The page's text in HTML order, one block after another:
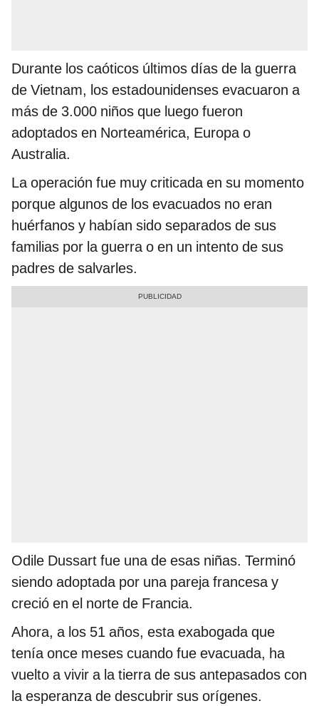
Durante los caóticos últimos días de la guerra
de Vietnam, los estadounidenses evacuaron a
más de 3.000 niños que luego fueron
adoptados en Norteamérica, Europa o
Australia.
La operación fue muy criticada en su momento
porque algunos de los evacuados no eran
huérfanos y habían sido separados de sus
familias por la guerra o en un intento de sus
padres de salvarles.
Odile Dussart fue una de esas niñas. Terminó
siendo adoptada por una pareja francesa y
creció en el norte de Francia.
Ahora, a los 51 años, esta exabogada que
tenía once meses cuando fue evacuada, ha
vuelto a vivir a la tierra de sus antepasados con
la esperanza de descubrir sus orígenes.